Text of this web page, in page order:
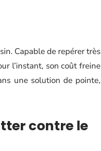
Capable de repérer très
l’instant, son coût freine
une solution de pointe,
contre le